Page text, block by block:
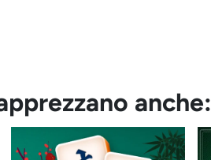
anche: